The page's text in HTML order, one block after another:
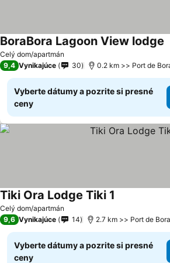
Celý dom/apartmán
BoraBora Lagoon View lodge
9,4 Vynikajúce 30 0.2 km >> Port de
Vyberte dátumy a pozrite si presné
ceny
Celý dom/apartmán
Tiki Ora Lodge Tiki 1
9,6 Vynikajúce 14 2.7 km >> Port de
Vyberte dátumy a pozrite si presné
ceny